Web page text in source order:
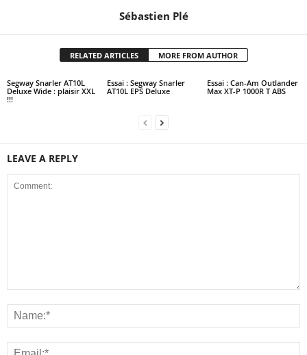
Sébastien Plé
RELATED ARTICLES MORE FROM AUTHOR
Segway Snarler AT10L
Deluxe Wide : plaisir XXL
!!!
Essai : Segway Snarler
AT10L EPS Deluxe
Essai : Can-Am Outlander
Max XT-P 1000R T ABS
LEAVE A REPLY